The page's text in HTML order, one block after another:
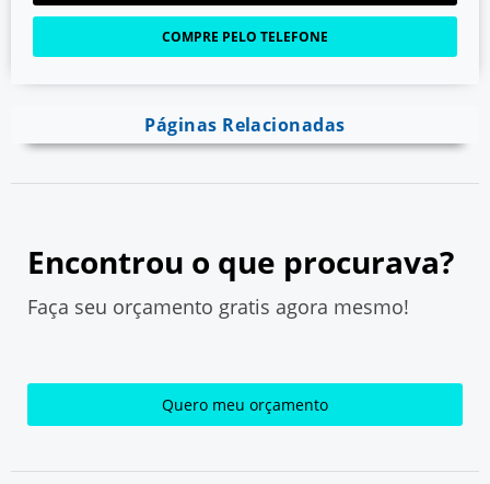
COMPRE PELO TELEFONE
Páginas Relacionadas
Encontrou o que procurava?
Faça seu orçamento gratis agora mesmo!
Quero meu orçamento